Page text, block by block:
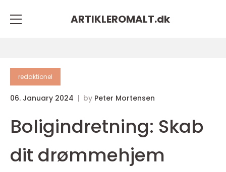
ARTIKLEROMALT.dk
redaktionel
06. January 2024 by Peter Mortensen
Boligindretning: Skab
dit drømmehjem